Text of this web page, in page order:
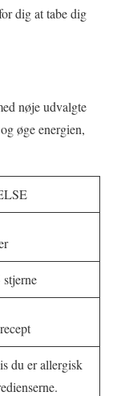
dig at tabe dig
nøje udvalgte
øge energien,
du er allergisk